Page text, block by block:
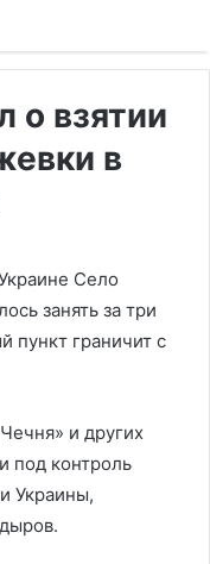
о взятии
в
Село
занять за три
пункт граничит с
и других
под контроль
Украины,